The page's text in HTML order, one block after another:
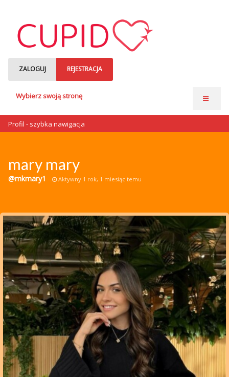
ZALOGUJ REJESTRACJA
Wybierz swoją stronę
o nas
Profil - szybka nawigacja
mary mary
@mkmary1 Aktywny 1 rok, 1 miesiąc temu